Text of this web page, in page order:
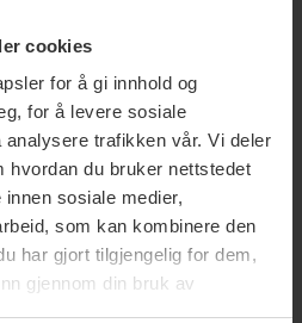
cookies
for å gi innhold og
for å levere sosiale
trafikken vår. Vi deler
hvordan du bruker nettstedet
sosiale medier,
som kan kombinere den
har gjort tilgjengelig for dem,
gjennom din bruk av
for menn.Top Shelf 4 For
av høy kvalitet for hår,
trenger skjegget spesiell omsorg
4 For Men
blir daglig
en nytelse.
og moderne menn,